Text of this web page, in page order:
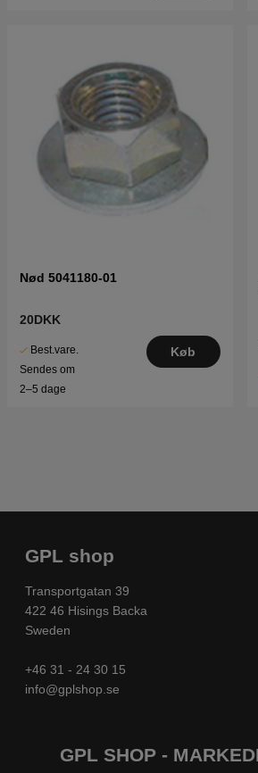
Nød 5041180-01
20DKK
Best.vare.
Sendes om
2–5 dage
Køb
GPL shop
Transportgatan 39
422 46 Hisings Backa
Sweden
+46 31 - 24 30 15
info@gplshop.se
GPL SHOP -